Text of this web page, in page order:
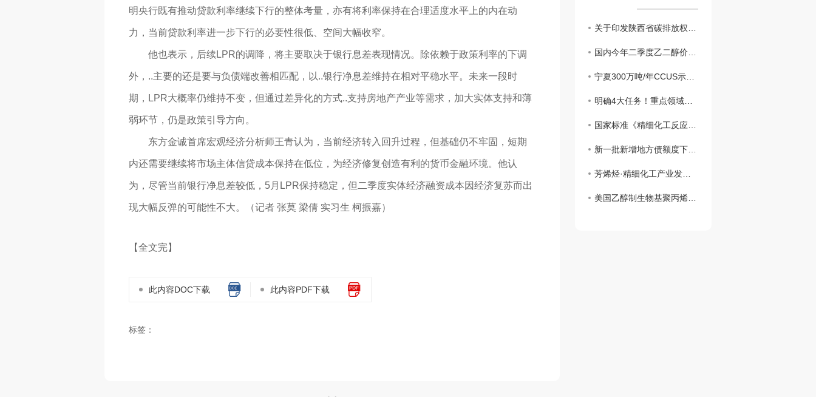
明央行既有推动贷款利率继续下行的整体考量，亦有将利率保持在合理适度水平上的内在动
力，当前贷款利率进一步下行的必要性很低、空间大幅收窄。
他也表示，后续LPR的调降，将主要取决于银行息差表现情况。除依赖于政策利率的下调
外，..主要的还是要与负债端改善相匹配，以..银行净息差维持在相对平稳水平。未来一段时
期，LPR大概率仍维持不变，但通过差异化的方式..支持房地产产业等需求，加大实体支持和薄
弱环节，仍是政策引导方向。
东方金诚首席宏观经济分析师王青认为，当前经济转入回升过程，但基础仍不牢固，短期
内还需要继续将市场主体信贷成本保持在低位，为经济修复创造有利的货币金融环境。他认
为，尽管当前银行净息差较低，5月LPR保持稳定，但二季度实体经济融资成本因经济复苏而出
现大幅反弹的可能性不大。（记者 张莫 梁倩 实习生 柯振嘉）
【全文完】
此内容DOC下载 此内容PDF下载
标签：
关于印发陕西省碳排放权交易管理实施细则（试行）的通知（有效）
国内今年二季度乙二醇价格小幅上涨
宁夏300万吨/年CCUS示范项目..开工建设
明确4大任务！重点领域节能降碳工作现场会召开
国家标准《精细化工反应 风险评估规范》发布实施
新一批新增地方债额度下达 重大项目将加快落地
芳烯烃·精细化工产业发展大会在辽阳召开
美国乙醇制生物基聚丙烯市场悄然升温